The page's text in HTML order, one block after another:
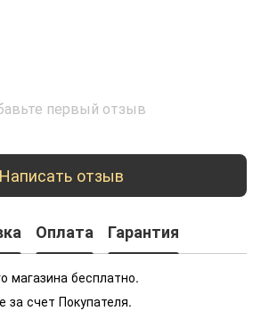
первый отзыв
Написать отзыв
Оплата Гарантия
магазина бесплатно.
за счет Покупателя.